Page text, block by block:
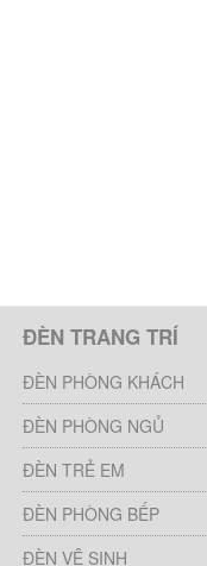
ĐÈN TRANG TRÍ
ĐÈN PHÒNG KHÁCH
ĐÈN PHÒNG NGỦ
ĐÈN TRẺ EM
ĐÈN PHÒNG BẾP
ĐÈN VỆ SINH